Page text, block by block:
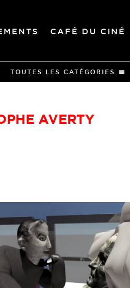
CAFÉ DU CINÉ
TOUTES LES CATÉGORIES
AVERTY